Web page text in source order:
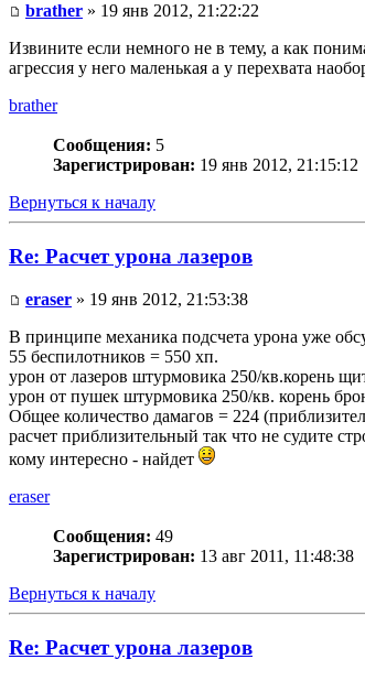
brather » 19 янв 2012, 21:22:22
Извините если немного не в тему, а как
агрессия у него маленькая а у перехвата
brather
Сообщения: 5
Зарегистрирован: 19 янв 2012, 21:15:12
Вернуться к началу
Re: Расчет урона лазеров
eraser » 19 янв 2012, 21:53:38
В принципе механика подсчета урона уже
55 беспилотников = 550 хп.
урон от лазеров штурмовика 250/кв.корень
урон от пушек штурмовика 250/кв. корень
Общее количество дамагов = 224
расчет приблизительный так что не судите
кому интересно - найдет
eraser
Сообщения: 49
Зарегистрирован: 13 авг 2011, 11:48:38
Вернуться к началу
Re: Расчет урона лазеров